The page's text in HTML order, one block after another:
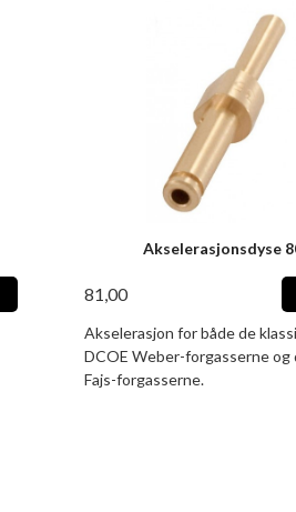
Akselerasjonsdyse
81,00
Akselerasjon for både de
DCOE Weber-forgasserne og
Fajs-forgasserne.